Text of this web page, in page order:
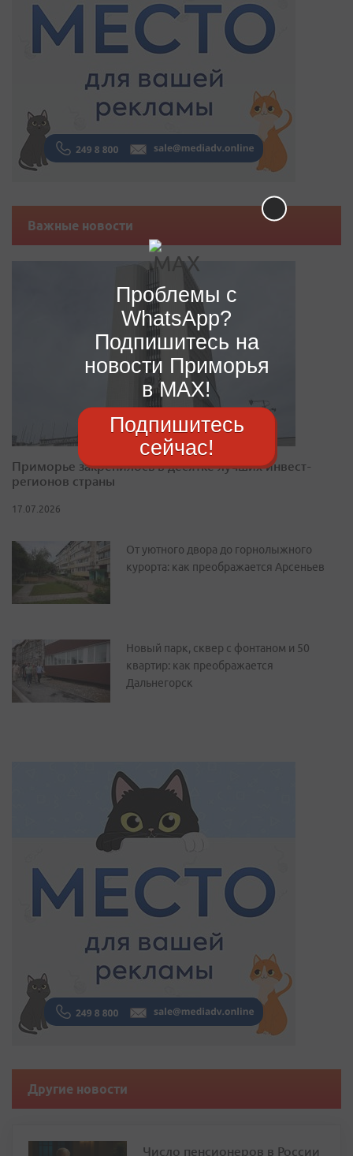
Важные новости
Приморье закрепилось в десятке лучших инвест-
регионов страны
17.07.2026
От уютного двора до горнолыжного
курорта: как преображается Арсеньев
Новый парк, сквер с фонтаном и 50
квартир: как преображается
Дальнегорск
Другие новости
Число пенсионеров в России
Проблемы с
WhatsApp?
Подпишитесь на
новости Приморья
в MAX!
Подпишитесь
сейчас!